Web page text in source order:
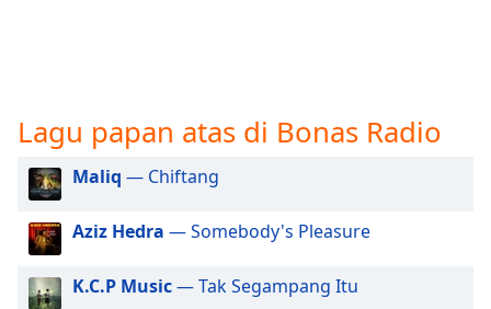
settings,
opens
subtitles
settings
dialog
subtitles
off
selected
Lagu papan atas di Bonas Radio
Maliq — Chiftang
Aziz Hedra — Somebody's Pleasure
K.C.P Music— Tak Segampang Itu